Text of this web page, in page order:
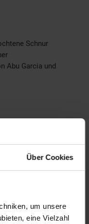
Über Cookies
um unsere
eine Vielzahl
Schnur
Abu Garcia und